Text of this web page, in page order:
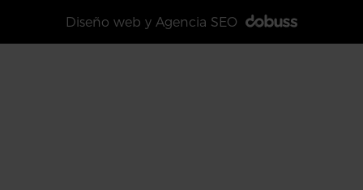
Diseño web y Agencia SEO